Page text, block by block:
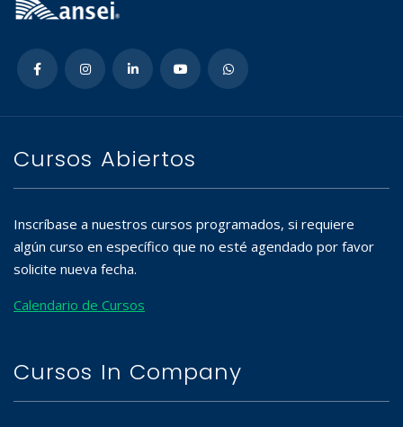
Cursos Abiertos
Inscríbase a nuestros cursos programados, si requiere
algún curso en específico que no esté agendado por favor
solicite nueva fecha.
Calendario de Cursos
Cursos In Company